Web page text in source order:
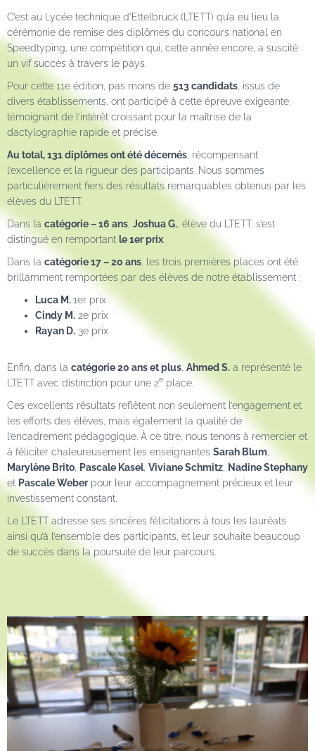
C’est au Lycée technique d’Ettelbruck (LTETT) qu’a eu lieu la
cérémonie de remise des diplômes du concours national en
Speedtyping , une compétition qui, cette année encore, a suscité
un vif succès à travers le pays.
Pour cette 11e édition, pas moins de 513 candidats , issus de
divers établissements, ont participé à cette épreuve exigeante,
témoignant de l’intérêt croissant pour la maîtrise de la
dactylographie rapide et précise.
Au total, 131 diplômes ont été décernés , récompensant
l’excellence et la rigueur des participants. Nous sommes
particulièrement fiers des résultats remarquables obtenus par les
élèves du LTETT.
Dans la catégorie – 16 ans Joshua G. , élève du LTETT, s’est
distingué en remportant le 1er prix
Dans la catégorie 17 – 20 ans , les trois premières places ont été
brillamment remportées par des élèves de notre établissement :
Luca M.1er prix
Cindy M. 2e prix
Rayan D. 3e prix
Enfin, dans la catégorie 20 ans et plus Ahmed S. a représenté le
LTETT avec distinction pour une 2e place.
Ces excellents résultats reflètent non seulement l’engagement et
les efforts des élèves, mais également la qualité de
l’encadrement pédagogique. À ce titre, nous tenons à remercier et
à féliciter chaleureusement les enseignantes Sarah Blum
Marylène Brito
Pascale Kasel, Viviane Schmitz Nadine Stephany
et Pascale Weberpour leur accompagnement précieux et leur
investissement constant.
Le LTETT adresse ses sincères félicitations à tous les lauréats
ainsi qu’à l’ensemble des participants, et leur souhaite beaucoup
de succès dans la poursuite de leur parcours.